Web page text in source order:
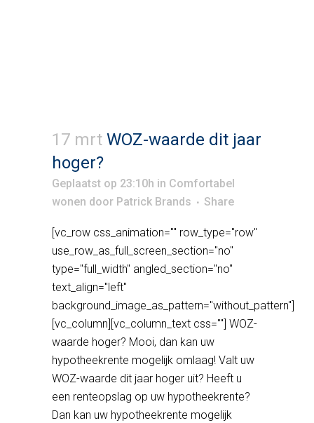
17 mrt WOZ-waarde dit jaar
hoger?
Geplaatst op 23:10h in Comfortabel
wonen door Patrick Brands Share
[vc_row css_animation="" row_type="row"
use_row_as_full_screen_section="no"
type="full_width" angled_section="no"
text_align="left"
background_image_as_pattern="without_pattern"]
[vc_column][vc_column_text css=""] WOZ-
waarde hoger? Mooi, dan kan uw
hypotheekrente mogelijk omlaag! Valt uw
WOZ-waarde dit jaar hoger uit? Heeft u
een renteopslag op uw hypotheekrente?
Dan kan uw hypotheekrente mogelijk